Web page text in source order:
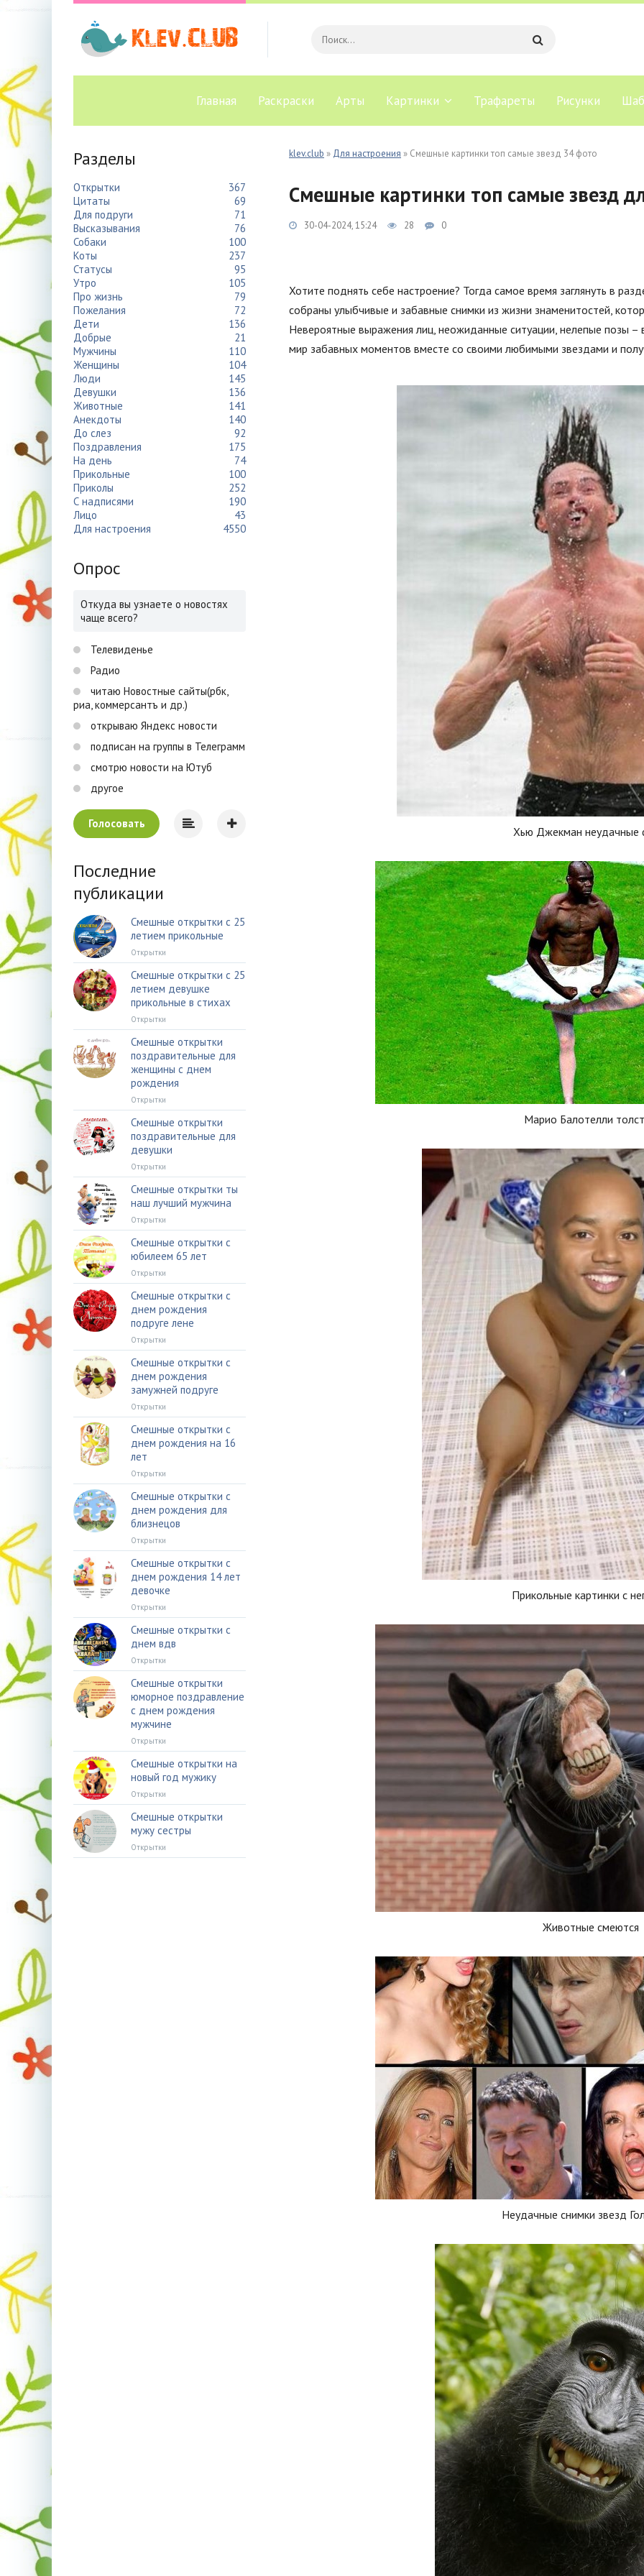
Главная Раскраски Арты Картинки Трафареты Рисунки
klev.club » Для настроения » Смешные картинки топ самые звезд 34 фото
Смешные картинки топ самые звезд
30-04-2024, 15:24 28 0
Хотите поднять себе настроение? Тогда самое время заглянуть в
собраны улыбчивые и забавные снимки из жизни знаменитостей,
Невероятные выражения лиц, неожиданные ситуации, нелепые позы –
мир забавных моментов вместе со своими любимыми звездами и
Хью Джекман неудачные
Марио Балотелли
Прикольные картинки с
Животные смеются
Неудачные снимки звезд
Разделы
Открытки
367
Цитаты
69
Для подруги
71
Высказывания
76
Собаки
100
Коты
237
Статусы
95
Утро
105
Про жизнь
79
Пожелания
72
Дети
136
Добрые
21
Мужчины
110
Женщины
104
Люди
145
Девушки
136
Животные
141
Анекдоты
140
До слез
92
Поздравления
175
На день
74
Прикольные
100
Приколы
252
С надписями
190
Лицо
43
Для настроения
4550
Опрос
Откуда вы узнаете о новостях
чаще всего?
Телевиденье
Радио
читаю Новостные сайты(рбк,
риа, коммерсантъ и др.)
открываю Яндекс новости
подписан на группы в Телеграмм
смотрю новости на Ютуб
другое
Голосовать
Последние
публикации
Смешные открытки с 25
летием прикольные
Открытки
Смешные открытки с 25
летием девушке
прикольные в стихах
Открытки
Смешные открытки
поздравительные для
женщины с днем
рождения
Открытки
Смешные открытки
поздравительные для
девушки
Открытки
Смешные открытки ты
наш лучший мужчина
Открытки
Смешные открытки с
юбилеем 65 лет
Открытки
Смешные открытки с
днем рождения
подруге лене
Открытки
Смешные открытки с
днем рождения
замужней подруге
Открытки
Смешные открытки с
днем рождения на 16
лет
Открытки
Смешные открытки с
днем рождения для
близнецов
Открытки
Смешные открытки с
днем рождения 14 лет
девочке
Открытки
Смешные открытки с
днем вдв
Открытки
Смешные открытки
юморное поздравление
с днем рождения
мужчине
Открытки
Смешные открытки на
новый год мужику
Открытки
Смешные открытки
мужу сестры
Открытки